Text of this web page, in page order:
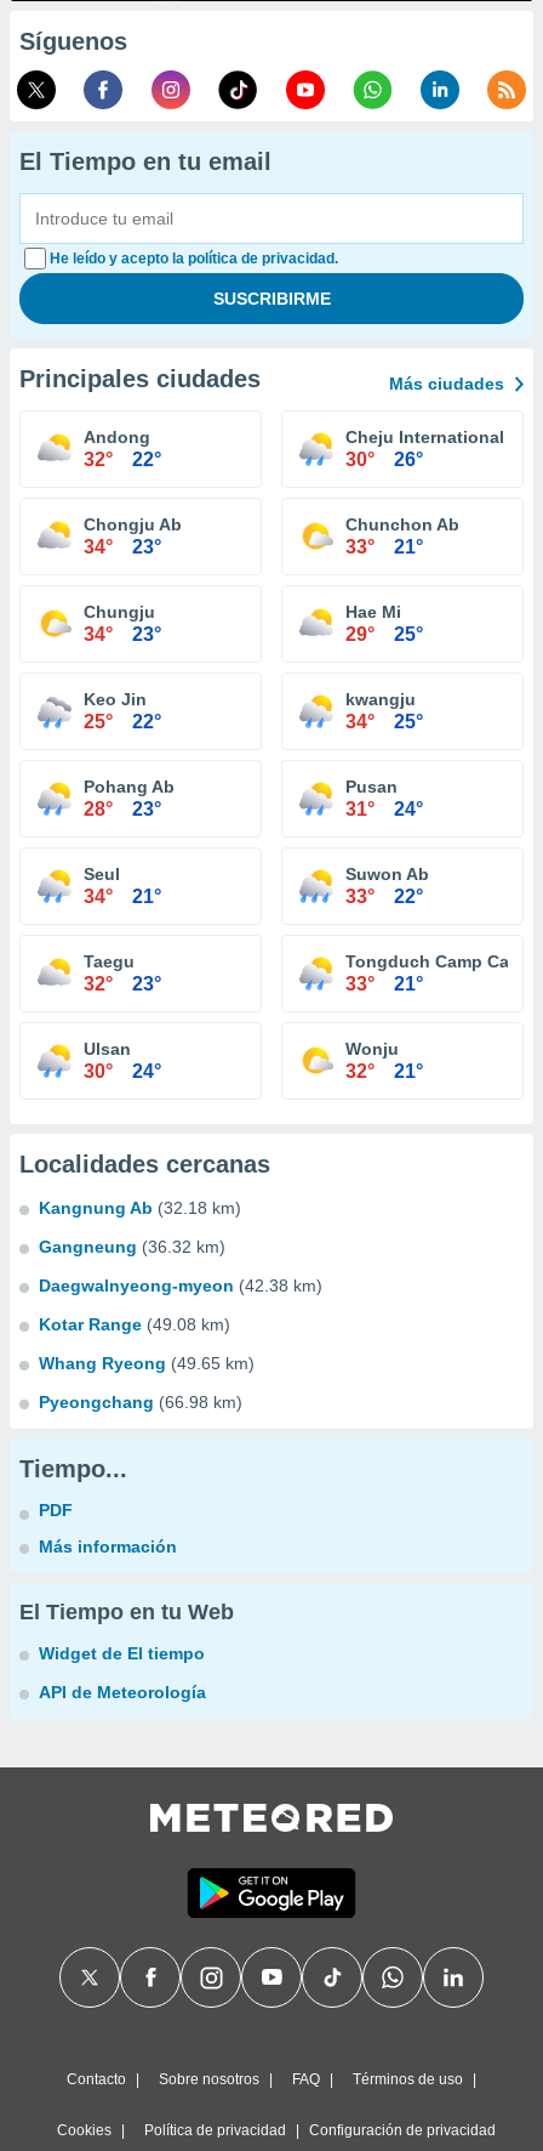
Síguenos
El Tiempo en tu email
He leído y acepto la política de privacidad.
Principales ciudades Más ciudades
Andong
32° 22°
Cheju International
30° 26°
Chongju Ab
34° 23°
Chunchon Ab
33° 21°
Chungju
34° 23°
Hae Mi
29° 25°
Keo Jin
25° 22°
kwangju
34° 25°
Pohang Ab
28° 23°
Pusan
31° 24°
Seul
34° 21°
Suwon Ab
33° 22°
Taegu
32° 23°
Tongduch Camp Casey
33° 21°
Ulsan
30° 24°
Wonju
32° 21°
Localidades cercanas
Kangnung Ab (32.18 km)
Gangneung (36.32 km)
Daegwalnyeong-myeon (42.38 km)
Kotar Range (49.08 km)
Whang Ryeong (49.65 km)
Pyeongchang (66.98 km)
Tiempo...
PDF
Más información
El Tiempo en tu Web
Widget de El tiempo
API de Meteorología
Contacto Sobre nosotros FAQ Términos de uso
Cookies Política de privacidad Configuración de privacidad